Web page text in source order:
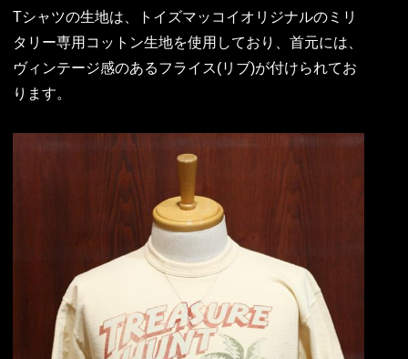
Tシャツの生地は、トイズマッコイオリジナルのミリ
タリー専用コットン生地を使用しており、首元には、
ヴィンテージ感のあるフライス(リブ)が付けられてお
ります。